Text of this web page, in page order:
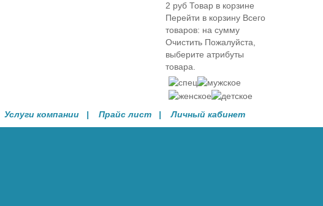
2 руб Товар в корзине
Перейти в корзину Всего
товаров: на сумму
Очистить Пожалуйста,
выберите атрибуты
товара.
Услуги компании | Прайс лист |Личный кабинет